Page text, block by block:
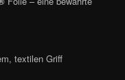
textilen Griff